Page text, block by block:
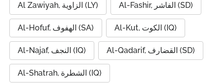
Al Zawiyah, الزاوية (LY) Al-Fashir, الفاشر (SD)
Al-Hofuf, الهفوف (SA) Al-Kut, الكوت (IQ)
Al-Najaf, النجف (IQ) Al-Qadarif, القضارف (SD)
Al-Shatrah, الشطرة (IQ)